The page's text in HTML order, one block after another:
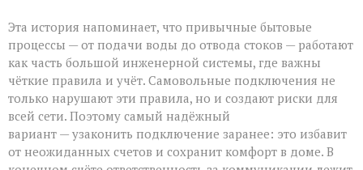
Эта история напоминает, что привычные бытовые
процессы — от подачи воды до отвода стоков — работают
как часть большой инженерной системы, где важны
чёткие правила и учёт. Самовольные подключения не
только нарушают эти правила, но и создают риски для
всей сети. Поэтому самый надёжный
вариант — узаконить подключение заранее: это избавит
от неожиданных счетов и сохранит комфорт в доме. В